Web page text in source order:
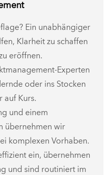
Ein unabhängiger
Klarheit zu schaffen
eröffnen.
Experten
oder ins Stocken
auf Kurs.
und einem
übernehmen wir
komplexen Vorhaben.
ein, übernehmen
und sind routiniert im